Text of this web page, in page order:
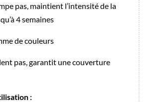
pas, maintient l’intensité de la
4 semaines
de couleurs
pas, garantit une couverture
: